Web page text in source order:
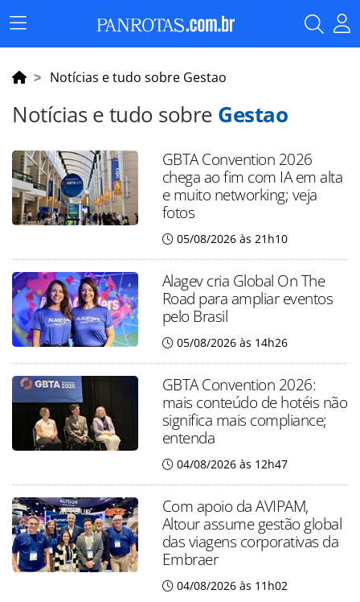
Menu
Principal
Notícias e tudo sobre Gestao
Notícias e tudo sobre Gestao
GBTA Convention 2026
chega ao fim com IA em alta
e muito networking; veja
fotos
05/08/2026 às 21h10
Alagev cria Global On The
Road para ampliar eventos
pelo Brasil
05/08/2026 às 14h26
GBTA Convention 2026:
mais conteúdo de hotéis não
significa mais compliance;
entenda
04/08/2026 às 12h47
Com apoio da AVIPAM,
Altour assume gestão global
das viagens corporativas da
Embraer
04/08/2026 às 11h02